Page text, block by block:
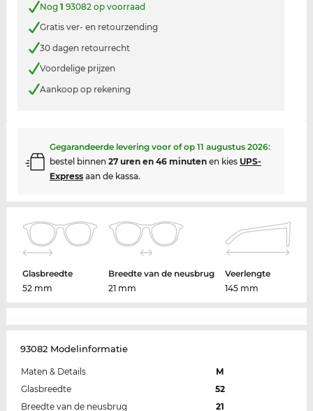
Nog 1 93082 op voorraad
Gratis ver- en retourzending
30 dagen retourrecht
Voordelige prijzen
Aankoop op rekening
Gegarandeerde levering voor of op 11 augustus 2026:
bestel binnen 27 uren en 46 minutenen kies UPS-
Expressaan de kassa.
Glasbreedte
52 mm
Breedte van de neusbrug
21 mm
Veerlengte
145 mm
93082 Modelinformatie
Maten & Details
M
Glasbreedte
52
Breedte van de neusbrug
21